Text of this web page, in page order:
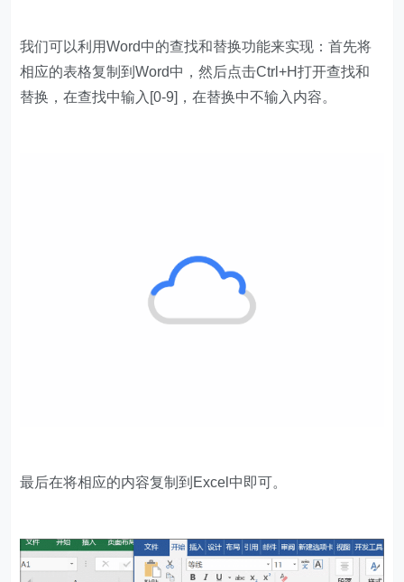
我们可以利用Word中的查找和替换功能来实现：首先将
相应的表格复制到Word中，然后点击Ctrl+H打开查找和
替换，在查找中输入[0-9]，在替换中不输入内容。
最后在将相应的内容复制到Excel中即可。